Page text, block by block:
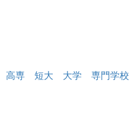
高専 短大 大学 専門学校